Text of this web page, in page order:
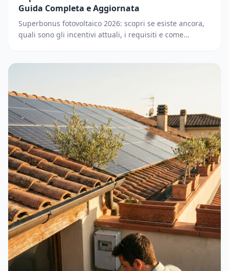
Guida Completa e Aggiornata
Superbonus fotovoltaico 2026: scopri se esiste ancora,
quali sono gli incentivi attuali, i requisiti e come